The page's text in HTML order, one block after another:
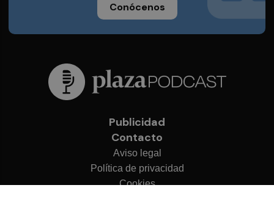
Conócenos
Publicidad
Contacto
Aviso legal
Política de privacidad
Cookies